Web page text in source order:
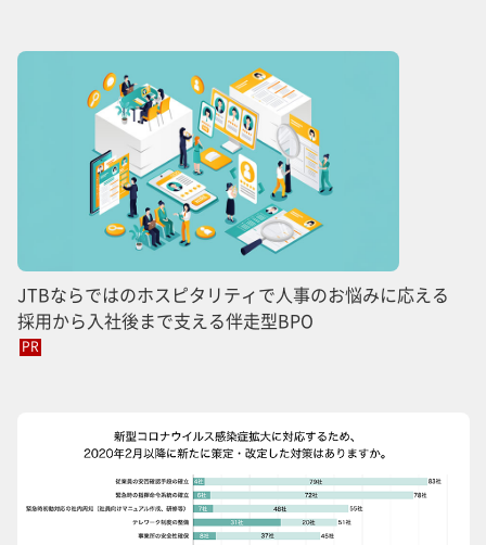
JTBならではのホスピタリティで人事のお悩みに応える
採用から入社後まで支える伴走型BPO
PR